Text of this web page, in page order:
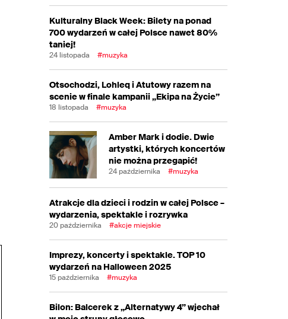
Kulturalny Black Week: Bilety na ponad
700 wydarzeń w całej Polsce nawet 80%
taniej!
24 listopada #muzyka
Otsochodzi, Lohleq i Atutowy razem na
scenie w finale kampanii „Ekipa na Życie”
18 listopada #muzyka
Amber Mark i dodie. Dwie
artystki, których koncertów
nie można przegapić!
24 października #muzyka
Atrakcje dla dzieci i rodzin w całej Polsce –
wydarzenia, spektakle i rozrywka
20 października #akcje miejskie
Imprezy, koncerty i spektakle. TOP 10
wydarzeń na Halloween 2025
15 października #muzyka
Bilon: Balcerek z „Alternatywy 4” wjechał